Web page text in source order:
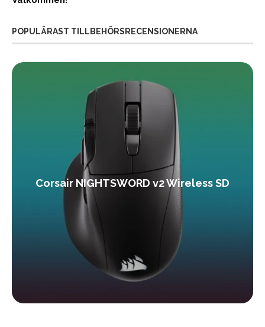
POPULÄRAST TILLBEHÖRSRECENSIONERNA
Corsair NIGHTSWORD v2 Wireless SD